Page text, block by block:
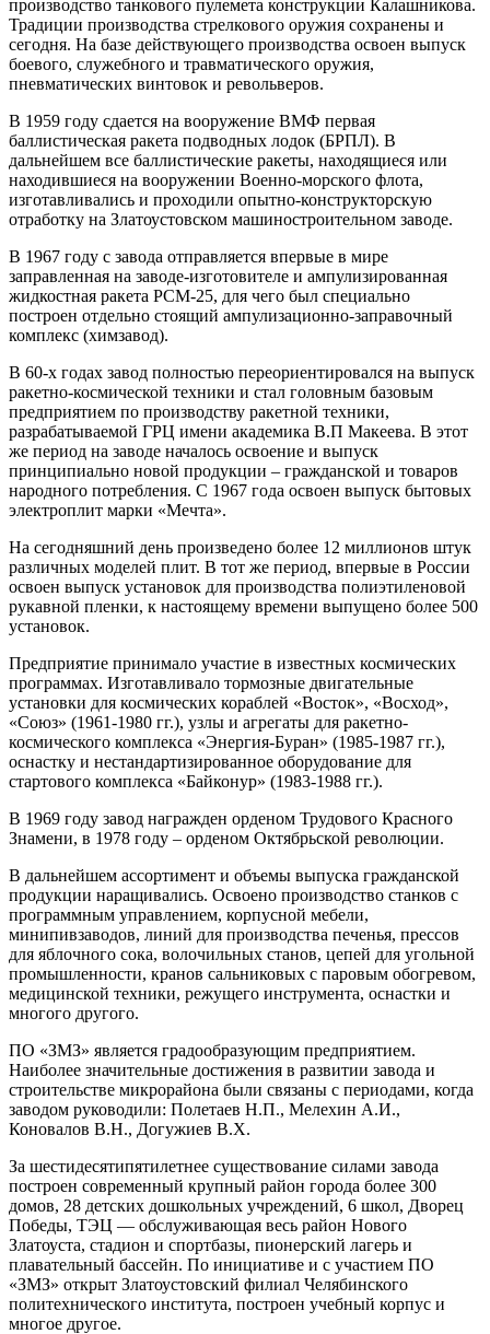
производство танкового пулемета конструкции Калашникова.
Традиции производства стрелкового оружия сохранены и
сегодня. На базе действующего производства освоен выпуск
боевого, служебного и травматического оружия,
пневматических винтовок и револьверов.
В 1959 году сдается на вооружение ВМФ первая
баллистическая ракета подводных лодок (БРПЛ). В
дальнейшем все баллистические ракеты, находящиеся или
находившиеся на вооружении Военно-морского флота,
изготавливались и проходили опытно-конструкторскую
отработку на Златоустовском машиностроительном заводе.
В 1967 году с завода отправляется впервые в мире
заправленная на заводе-изготовителе и ампулизированная
жидкостная ракета РСМ-25, для чего был специально
построен отдельно стоящий ампулизационно-заправочный
комплекс (химзавод).
В 60-х годах завод полностью переориентировался на выпуск
ракетно-космической техники и стал головным базовым
предприятием по производству ракетной техники,
разрабатываемой ГРЦ имени академика В.П Макеева. В этот
же период на заводе началось освоение и выпуск
принципиально новой продукции – гражданской и товаров
народного потребления. С 1967 года освоен выпуск бытовых
электроплит марки «Мечта».
На сегодняшний день произведено более 12 миллионов штук
различных моделей плит. В тот же период, впервые в России
освоен выпуск установок для производства полиэтиленовой
рукавной пленки, к настоящему времени выпущено более 500
установок.
Предприятие принимало участие в известных космических
программах. Изготавливало тормозные двигательные
установки для космических кораблей «Восток», «Восход»,
«Союз» (1961-1980 гг.), узлы и агрегаты для ракетно-
космического комплекса «Энергия-Буран» (1985-1987 гг.),
оснастку и нестандартизированное оборудование для
стартового комплекса «Байконур» (1983-1988 гг.).
В 1969 году завод награжден орденом Трудового Красного
Знамени, в 1978 году – орденом Октябрьской революции.
В дальнейшем ассортимент и объемы выпуска гражданской
продукции наращивались. Освоено производство станков с
программным управлением, корпусной мебели,
минипивзаводов, линий для производства печенья, прессов
для яблочного сока, волочильных станов, цепей для угольной
промышленности, кранов сальниковых с паровым обогревом,
медицинской техники, режущего инструмента, оснастки и
многого другого.
ПО «ЗМЗ» является градообразующим предприятием.
Наиболее значительные достижения в развитии завода и
строительстве микрорайона были связаны с периодами, когда
заводом руководили: Полетаев Н.П., Мелехин А.И.,
Коновалов В.Н., Догужиев В.Х.
За шестидесятипятилетнее существование силами завода
построен современный крупный район города более 300
домов, 28 детских дошкольных учреждений, 6 школ, Дворец
Победы, ТЭЦ — обслуживающая весь район Нового
Златоуста, стадион и спортбазы, пионерский лагерь и
плавательный бассейн. По инициативе и с участием ПО
«ЗМЗ» открыт Златоустовский филиал Челябинского
политехнического института, построен учебный корпус и
многое другое.